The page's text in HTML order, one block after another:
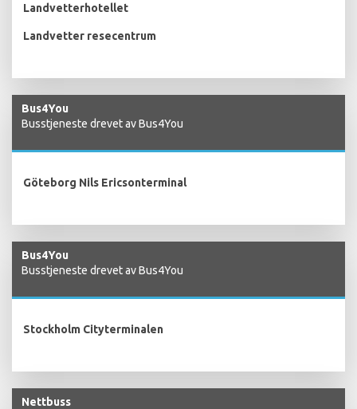
Landvetterhotellet
Landvetter resecentrum
Bus4You
Busstjeneste drevet av Bus4You
Göteborg Nils Ericsonterminal
Bus4You
Busstjeneste drevet av Bus4You
Stockholm Cityterminalen
Nettbuss